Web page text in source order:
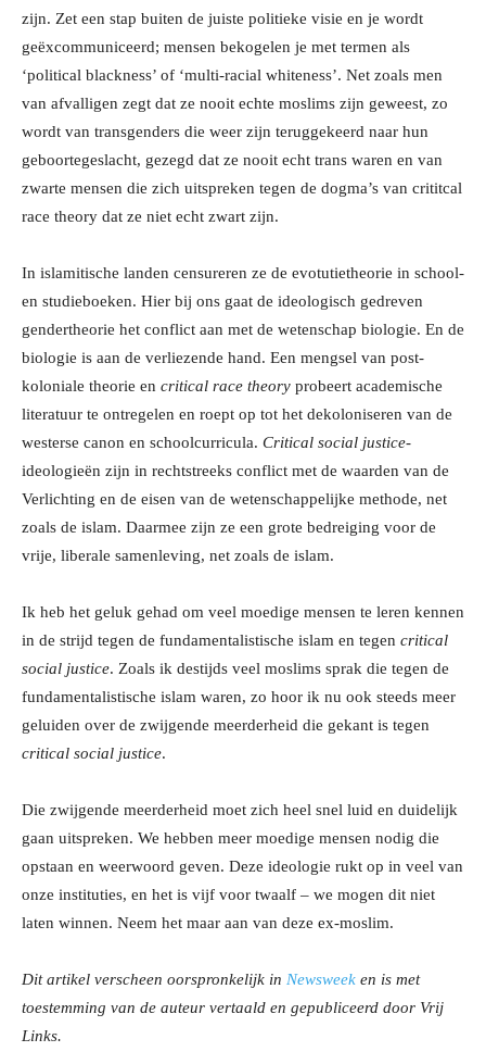
zijn. Zet een stap buiten de juiste politieke visie en je wordt
geëxcommuniceerd; mensen bekogelen je met termen als
‘political blackness’ of ‘multi-racial whiteness’. Net zoals men
van afvalligen zegt dat ze nooit echte moslims zijn geweest, zo
wordt van transgenders die weer zijn teruggekeerd naar hun
geboortegeslacht, gezegd dat ze nooit echt trans waren en van
zwarte mensen die zich uitspreken tegen de dogma’s van crititcal
race theory dat ze niet echt zwart zijn.
In islamitische landen censureren ze de evotutietheorie in school-
en studieboeken. Hier bij ons gaat de ideologisch gedreven
gendertheorie het conflict aan met de wetenschap biologie. En de
biologie is aan de verliezende hand. Een mengsel van post-
koloniale theorie en critical race theory probeert academische
literatuur te ontregelen en roept op tot het dekoloniseren van de
westerse canon en schoolcurricula. Critical social justice-
ideologieën zijn in rechtstreeks conflict met de waarden van de
Verlichting en de eisen van de wetenschappelijke methode, net
zoals de islam. Daarmee zijn ze een grote bedreiging voor de
vrije, liberale samenleving, net zoals de islam.
Ik heb het geluk gehad om veel moedige mensen te leren kennen
in de strijd tegen de fundamentalistische islam en tegen critical
social justice. Zoals ik destijds veel moslims sprak die tegen de
fundamentalistische islam waren, zo hoor ik nu ook steeds meer
geluiden over de zwijgende meerderheid die gekant is tegen
critical social justice.
Die zwijgende meerderheid moet zich heel snel luid en duidelijk
gaan uitspreken. We hebben meer moedige mensen nodig die
opstaan en weerwoord geven. Deze ideologie rukt op in veel van
onze instituties, en het is vijf voor twaalf – we mogen dit niet
laten winnen. Neem het maar aan van deze ex-moslim.
Dit artikel verscheen oorspronkelijk in Newsweek en is met
toestemming van de auteur vertaald en gepubliceerd door Vrij
Links.